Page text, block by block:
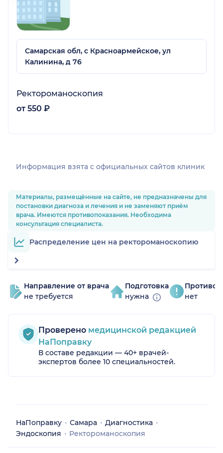
Самарская обл, с Красноармейское, ул
Калинина, д 76
Ректороманоскопия
от 550 ₽
Информация взята c официальных сайтов клиник
Материалы, размещённые на сайте, не предназначены для
постановки диагноза и лечения и не заменяют приём
врача. Имеются противопоказания. Необходима
консультация специалиста.
Распределение цен на ректороманоскопию
Направление от врача
не требуется
Подготовка
нужна
нет
Проверено медицинской редакцией
НаПоправку
В составе редакции — 40+ врачей-
экспертов более 10 специальностей.
НаПоправку Самара
Диагностика
Эндоскопия
Ректороманоскопия